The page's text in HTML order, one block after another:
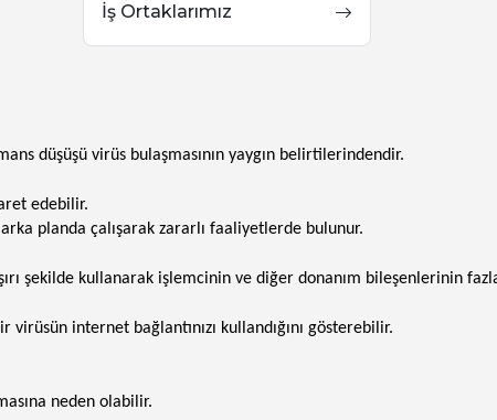
düşüşü virüs bulaşmasının yaygın belirtilerindendir.
edebilir.
planda çalışarak zararlı faaliyetlerde bulunur.
şekilde kullanarak işlemcinin ve diğer donanım bileşenlerinin
internet bağlantınızı kullandığını gösterebilir.
neden olabilir.
İş Ortaklarımız